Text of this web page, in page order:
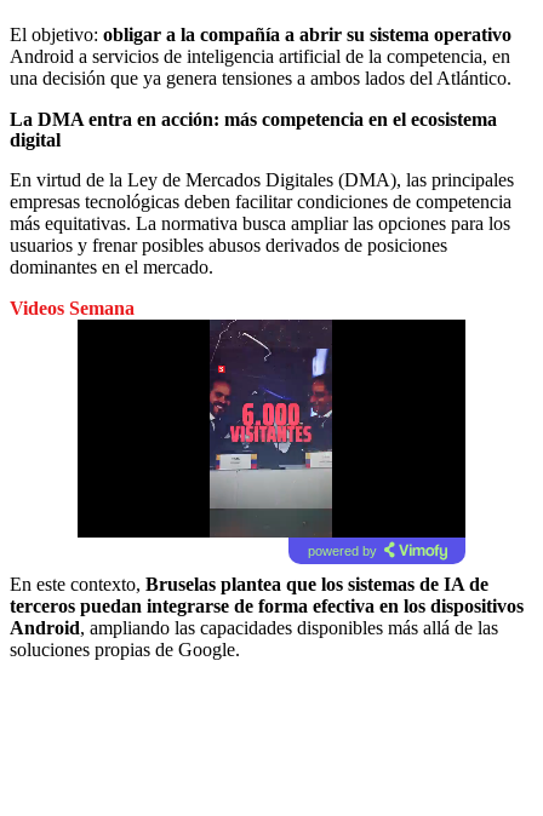
El objetivo: obligar a la compañía a abrir su sistema operativo
Android a servicios de inteligencia artificial de la competencia, en
una decisión que ya genera tensiones a ambos lados del Atlántico.
La DMA entra en acción: más competencia en el ecosistema
digital
En virtud de la Ley de Mercados Digitales (DMA), las principales
empresas tecnológicas deben facilitar condiciones de competencia
más equitativas. La normativa busca ampliar las opciones para los
usuarios y frenar posibles abusos derivados de posiciones
dominantes en el mercado.
Videos Semana
powered by
En este contexto, Bruselas plantea que los sistemas de IA de
terceros puedan integrarse de forma efectiva en los dispositivos
Android, ampliando las capacidades disponibles más allá de las
soluciones propias de Google.